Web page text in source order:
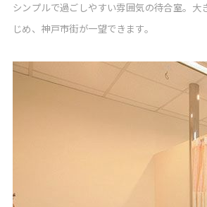
シンプルで過ごしやすい雰囲気の待合室。大
じめ、神戸市街が一望できます。